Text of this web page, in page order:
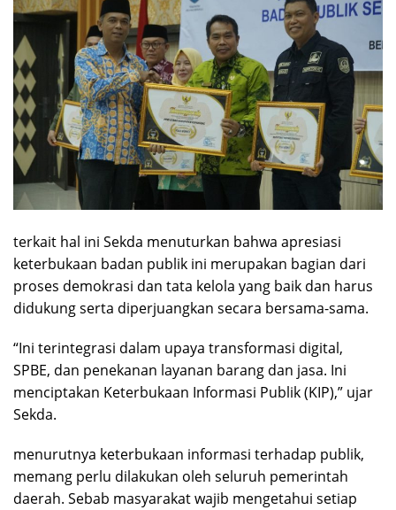
terkait hal ini Sekda menuturkan bahwa apresiasi
keterbukaan badan publik ini merupakan bagian dari
proses demokrasi dan tata kelola yang baik dan harus
didukung serta diperjuangkan secara bersama-sama.
“Ini terintegrasi dalam upaya transformasi digital,
SPBE, dan penekanan layanan barang dan jasa. Ini
menciptakan Keterbukaan Informasi Publik (KIP),” ujar
Sekda.
menurutnya keterbukaan informasi terhadap publik,
memang perlu dilakukan oleh seluruh pemerintah
daerah. Sebab masyarakat wajib mengetahui setiap